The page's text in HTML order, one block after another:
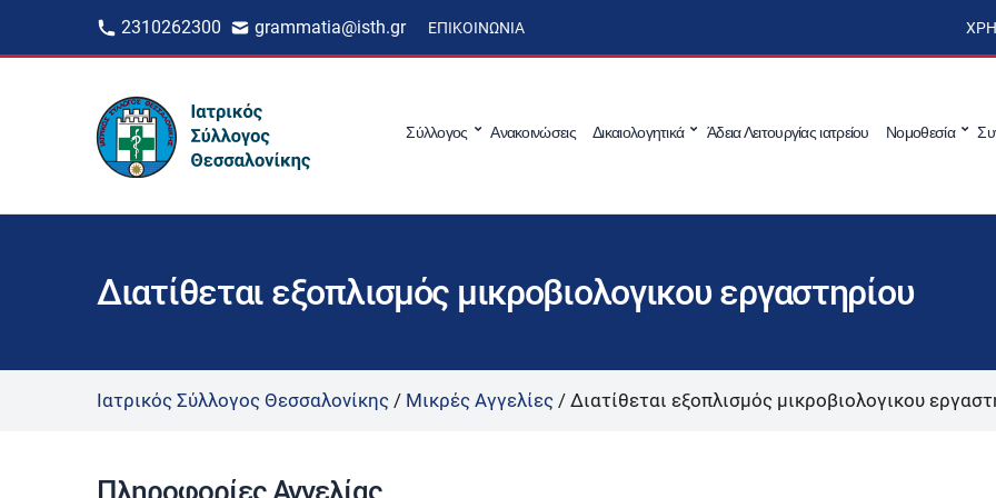
2310262300 grammatia@isth.gr ΕΠΙΚΟΙΝΩΝΊΑ
Σύλλογος Ανακοινώσεις Δικαιολογητικά Άδεια Λειτουργίας ιατρείου Νομοθεσία
Διατίθεται εξοπλισμός μικροβιολογικου εργαστηρίου
Ιατρικός Σύλλογος Θεσσαλονίκης / Μικρές Αγγελίες / Διατίθεται εξοπλισμός μικροβιολογικου
Πληροφορίες Αγγελίας